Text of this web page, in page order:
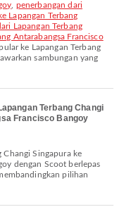
penerbangan dari
Lapangan Terbang
Lapangan Terbang
Antarabangsa Francisco
ke Lapangan Terbang
sambungan yang
Terbang Changi
Francisco Bangoy
dengan Scoot berlepas
pilihan